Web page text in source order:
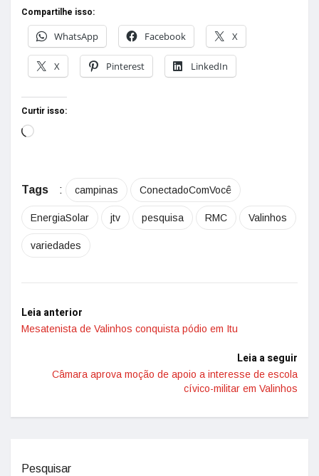
Compartilhe isso:
WhatsApp
Facebook X
X Pinterest LinkedIn
Curtir isso:
Tags : campinas ConectadoComVocê
EnergiaSolar jtv pesquisa RMC Valinhos
variedades
Leia anterior
Mesatenista de Valinhos conquista pódio em Itu
Leia a seguir
Câmara aprova moção de apoio a interesse de escola
cívico-militar em Valinhos
Pesquisar